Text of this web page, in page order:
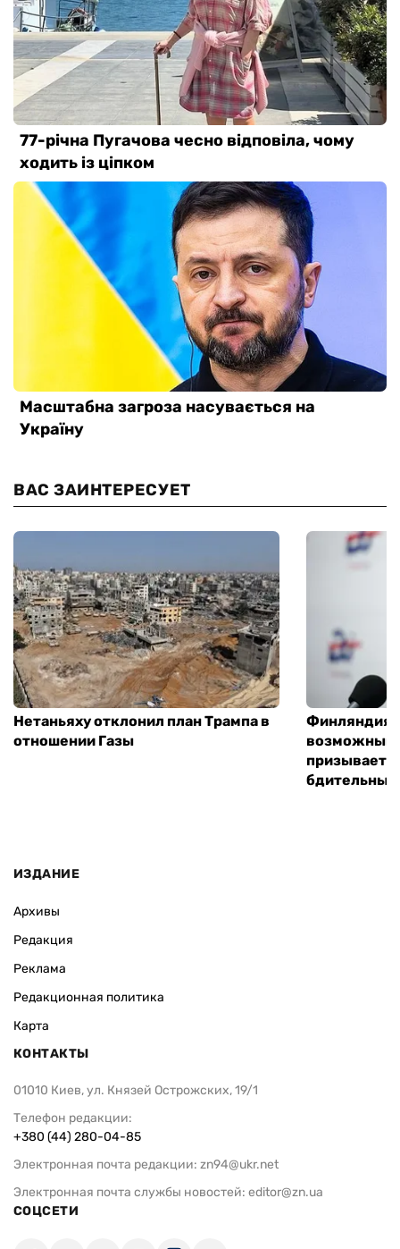
ВАС ЗАИНТЕРЕСУЕТ
Нетаньяху отклонил план Трампа в
отношении Газы
Финляндия
возможным
призывает
ИЗДАНИЕ
Архивы
Редакция
Реклама
Редакционная политика
Карта
КОНТАКТЫ
01010 Киев, ул. Князей Острожских, 19/1
Телефон редакции:
+380 (44) 280-04-85
Электронная почта редакции: zn94@ukr.net
Электронная почта службы новостей: editor@zn.ua
СОЦСЕТИ